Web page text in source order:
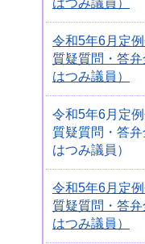
はつみ議員）
令和5年6月定
質疑質問・答
はつみ議員）
令和5年6月定
質疑質問・答
はつみ議員）
令和5年6月定
質疑質問・答
はつみ議員）